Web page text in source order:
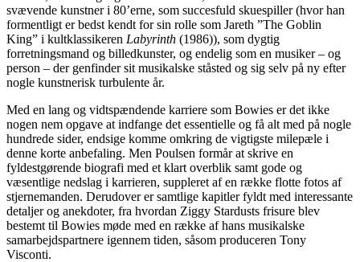
svævende kunstner i 80’erne, som succesfuld skuespiller (hvor han
formentligt er bedst kendt for sin rolle som Jareth ”The Goblin
King” i kultklassikeren Labyrinth (1986)), som dygtig
forretningsmand og billedkunster, og endelig som en musiker – og
person – der genfinder sit musikalske ståsted og sig selv på ny efter
nogle kunstnerisk turbulente år.
Med en lang og vidtspændende karriere som Bowies er det ikke
nogen nem opgave at indfange det essentielle og få alt med på nogle
hundrede sider, endsige komme omkring de vigtigste milepæle i
denne korte anbefaling. Men Poulsen formår at skrive en
fyldestgørende biografi med et klart overblik samt gode og
væsentlige nedslag i karrieren, suppleret af en række flotte fotos af
stjernemanden. Derudover er samtlige kapitler fyldt med interessante
detaljer og anekdoter, fra hvordan Ziggy Stardusts frisure blev
bestemt til Bowies møde med en række af hans musikalske
samarbejdspartnere igennem tiden, såsom produceren Tony
Visconti.